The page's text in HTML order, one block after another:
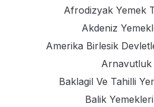
Afrodizyak Yemek
Akdeniz
Amerika Birlesik
Arnavutluk
Baklagil Ve Tahilli
Balik Yemekleri